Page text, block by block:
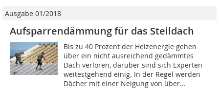
Ausgabe 01/2018
Aufsparrendämmung für das Steildach
Bis zu 40 Prozent der Heizenergie gehen
über ein nicht ausreichend gedämmtes
Dach verloren, darüber sind sich Experten
weitestgehend einig. In der Regel werden
Dächer mit einer Neigung von über...